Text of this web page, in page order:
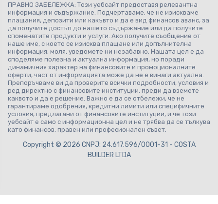
ПРАВНО ЗАБЕЛЕЖКА: Този уебсайт предоставя релевантна
информация и съдържание. Подчертаваме, че не изискваме
плащания, депозити или какъвто и да е вид финансов аванс, за
да получите достъп до нашето съдържание или да получите
споменатите продукти и услуги. Ако получите съобщение от
наше име, с което се изисква плащане или допълнителна
информация, моля, уведомете ни незабавно. Нашата цел е да
споделяме полезна и актуална информация, но поради
динамичния характер на финансовите и промоционалните
оферти, част от информацията може да не е винаги актуална.
Препоръчваме ви да проверите всички подробности, условия и
ред директно с финансовите институции, преди да вземете
каквото и да е решение. Важно е да се отбележи, че не
гарантираме одобрения, кредитни лимити или специфичните
условия, предлагани от финансовите институции, и че този
уебсайт е само с информационна цел и не трябва да се тълкува
като финансов, правен или професионален съвет.
Copyright © 2026 CNPJ: 24.617.596/0001-31 - COSTA
BUILDER LTDA